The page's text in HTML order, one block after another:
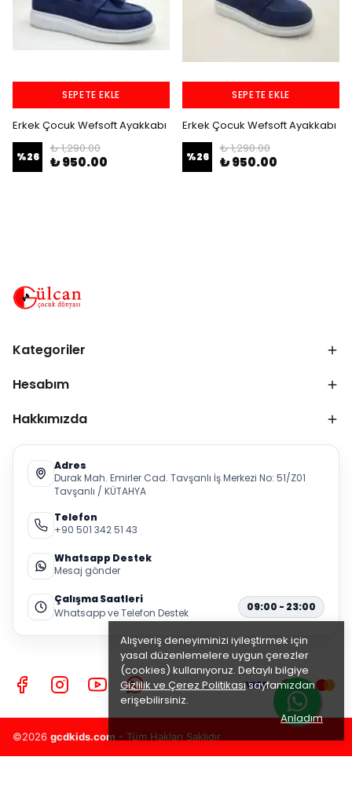
Alışveriş deneyiminizi iyileştirmek için
yasal düzenlemelere uygun çerezler
(cookies) kullanıyoruz. Detaylı bilgiye
Gizlilik ve Çerez Politikasısayfamızdan
erişebilirsiniz.
Anladım
SEPETE EKLE
Erkek Çocuk Wefsoft Ayakkabı
%26
₺ 1,290.00
₺ 950.00
SEPETE EKLE
Erkek Çocuk Wefsoft Ayakkabı
%26
₺ 1,290.00
₺ 950.00
Kategoriler
Hesabım
Hakkımızda
Adres
Durak Mah. Emirler Cad. Tavşanlı İş Merkezi No: 51/Z01
Tavşanlı / KÜTAHYA
Telefon
+90 501 342 51 43
Whatsapp Destek
Mesaj gönder
Çalışma Saatleri
Whatsapp ve Telefon Destek
09:00 - 23:00
©2026 gcdkids.com - Tüm Hakları Saklıdır